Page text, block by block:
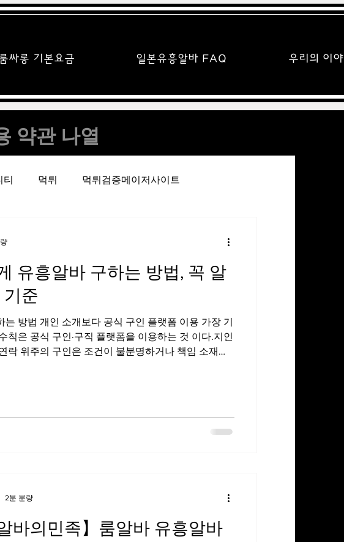
싸롱 기본요금 일본유흥알바 FAQ 우리의 이
약관 나열
먹튀 먹튀검증메이저사이트
미 꿀알바 진주스웨디시
사지구인구직
유흥알바 구하는 방법, 꼭 알
기준
는 방법 개인 소개보다 공식 구인 플랫폼 이용 가장 기
칙은 공식 구인·구직 플랫폼을 이용하는 것 이다.지인
락 위주의 구인은 조건이 불분명하거나 책임 소재가
바의민족】룸알바 유흥알바
2분 분량